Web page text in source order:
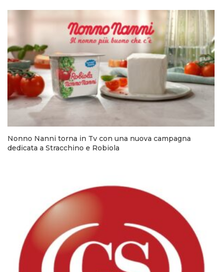
Nonno Nanni torna in Tv con una nuova campagna
dedicata a Stracchino e Robiola